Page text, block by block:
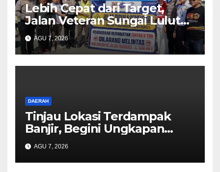
Lebih Cepat dari Target,
Jalan Veteran Sungai Lulut
Dibuka
AGU 7, 2026
DAERAH
Tinjau Lokasi Terdampak
Banjir, Begini Ungkapan
Mahyeldi
AGU 7, 2026